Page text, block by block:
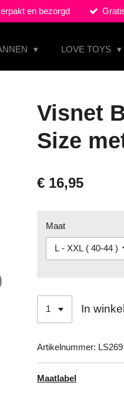
en bezorgd
LOVE TOYS
Visnet
Size
€ 16,95
Maat
In
Artikelnummer: LS269
Maatlabel